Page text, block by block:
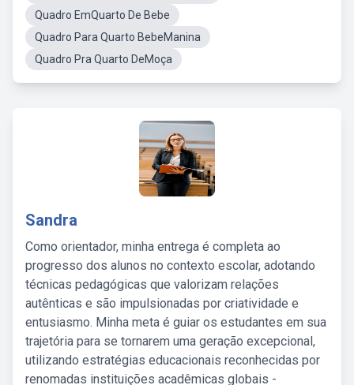
Quadro EmQuarto De Bebe
Quadro Para Quarto BebeManina
Quadro Pra Quarto DeMoça
Sandra
Como orientador, minha entrega é completa ao
progresso dos alunos no contexto escolar, adotando
técnicas pedagógicas que valorizam relações
autênticas e são impulsionadas por criatividade e
entusiasmo. Minha meta é guiar os estudantes em sua
trajetória para se tornarem uma geração excepcional,
utilizando estratégias educacionais reconhecidas por
renomadas instituições acadêmicas globais -